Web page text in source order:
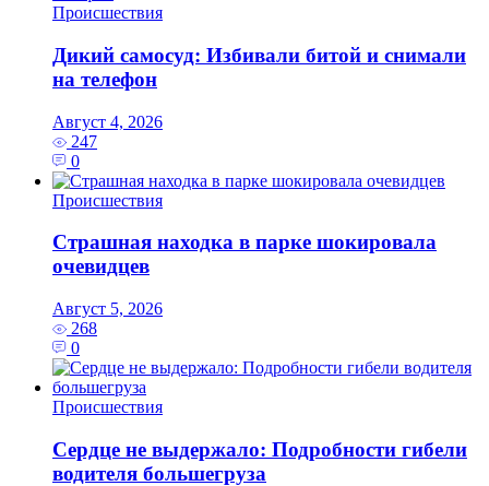
Происшествия
Дикий самосуд: Избивали битой и снимали
на телефон
Август 4, 2026
247
0
Происшествия
Страшная находка в парке шокировала
очевидцев
Август 5, 2026
268
0
Происшествия
Сердце не выдержало: Подробности гибели
водителя большегруза